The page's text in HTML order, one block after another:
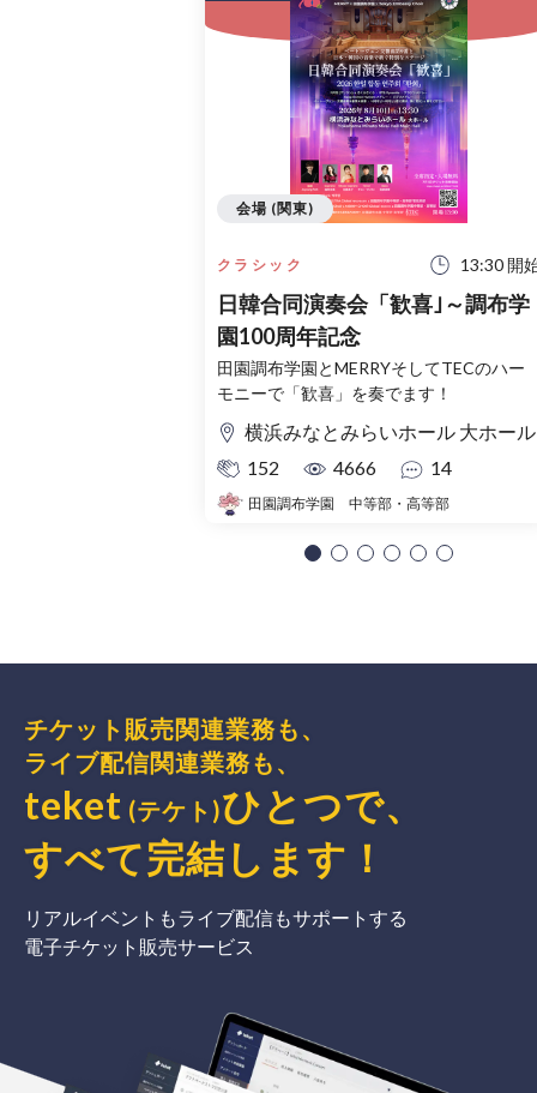
クラシック 13:30 開
日韓合同演奏会「歓喜｣～調布学
園100周年記念
田園調布学園とMERRYそしてTECのハー
モニーで「歓喜」を奏でます！
横浜みなとみらいホール 大ホール
152
4666 14
田園調布学園 中等部・高等部
会場 (関東)
チケット販売関連業務も、
ライブ配信関連業務も、
teket (テケト)ひとつで、
すべて完結 します ！
リアルイベントもライブ配信もサポートする
電子チケット販売サービス